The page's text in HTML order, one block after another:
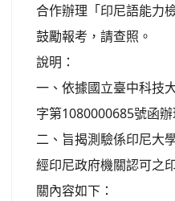
合作辦理「印尼語能力
鼓勵報考，請查照。
說明：
一、依據國立臺中科技
字第1080000685號函辦
二、旨揭測驗係印尼大
經印尼政府機關認可之
關內容如下：